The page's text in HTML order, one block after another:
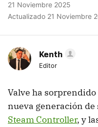
21 Noviembre 2025
Actualizado 21 Noviembre
Kenth
Editor
Valve ha
nueva generación de
Steam Controller, y